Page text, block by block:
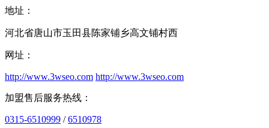
地址：
河北省唐山市玉田县陈家铺乡高文铺村西
网址：
http://www.3wseo.com http://www.3wseo.com
加盟售后服务热线：
0315-6510999 /6510978